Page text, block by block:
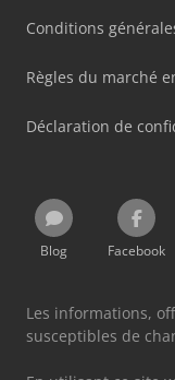
Conditions
Règles du marché
Déclaration de
Blog Facebook
Les informations,
susceptibles de